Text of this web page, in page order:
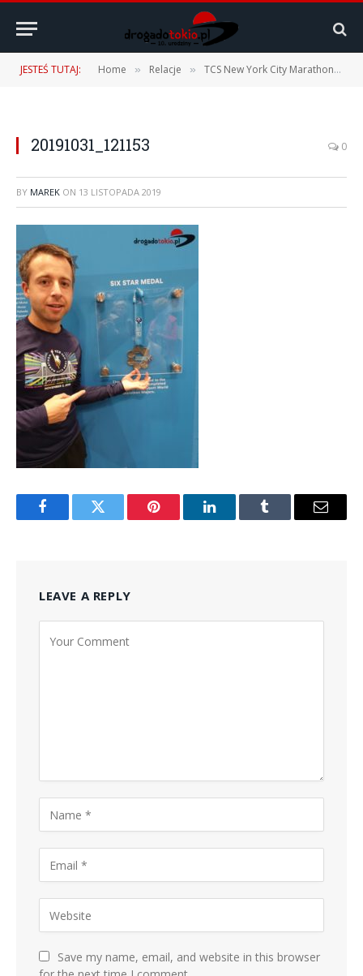
JESTEŚ TUTAJ: Home » Relacje » TCS New York City Marathon 2019 – 03.11.2019 r.
20191031_121153 0
BY MAREK ON 13 LISTOPADA 2019
FacebookTwitter Pinterest LinkedInTumblr Email
LEAVE A REPLY
Save my name, email, and website in this browser